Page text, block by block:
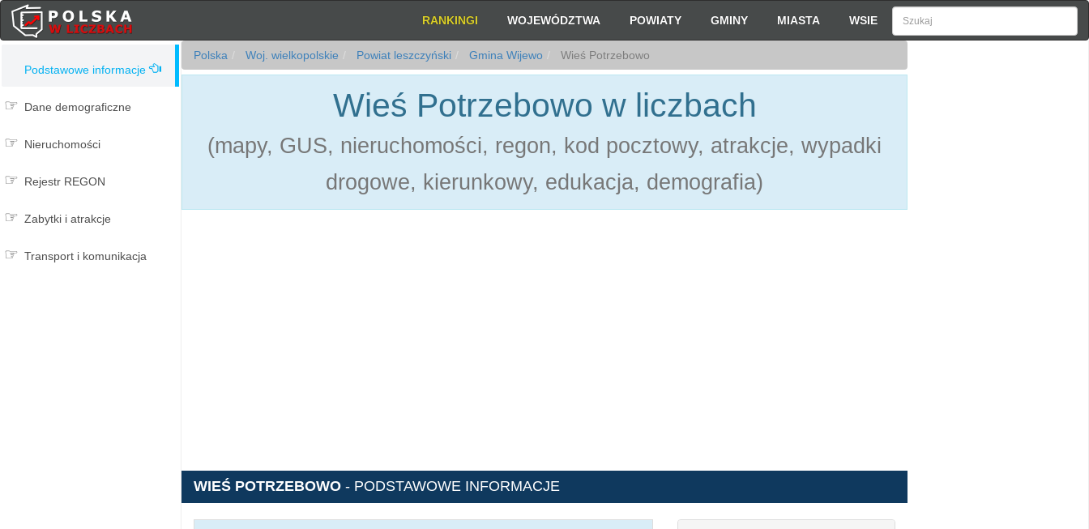
RANKINGI WOJEWÓDZTWA POWIATY GMINY MIASTA WSIE
Podstawowe informacje
Dane demograficzne
Nieruchomości
Rejestr REGON
Zabytki i atrakcje
Transport i komunikacja
Polska Woj. wielkopolskie Powiat leszczyński Gmina Wijewo Wieś Potrzebowo
Wieś Potrzebowo w liczbach
(mapy, GUS, nieruchomości, regon, kod pocztowy, atrakcje, wypadki
drogowe, kierunkowy, edukacja, demografia)
WIEŚ POTRZEBOWO - PODSTAWOWE INFORMACJE